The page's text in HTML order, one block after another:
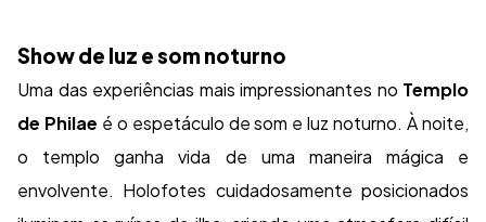
Show de luz e som noturno
Uma das experiências mais impressionantes no Templo
de Philae é o espetáculo de som e luz noturno. À noite,
o templo ganha vida de uma maneira mágica e
envolvente. Holofotes cuidadosamente posicionados